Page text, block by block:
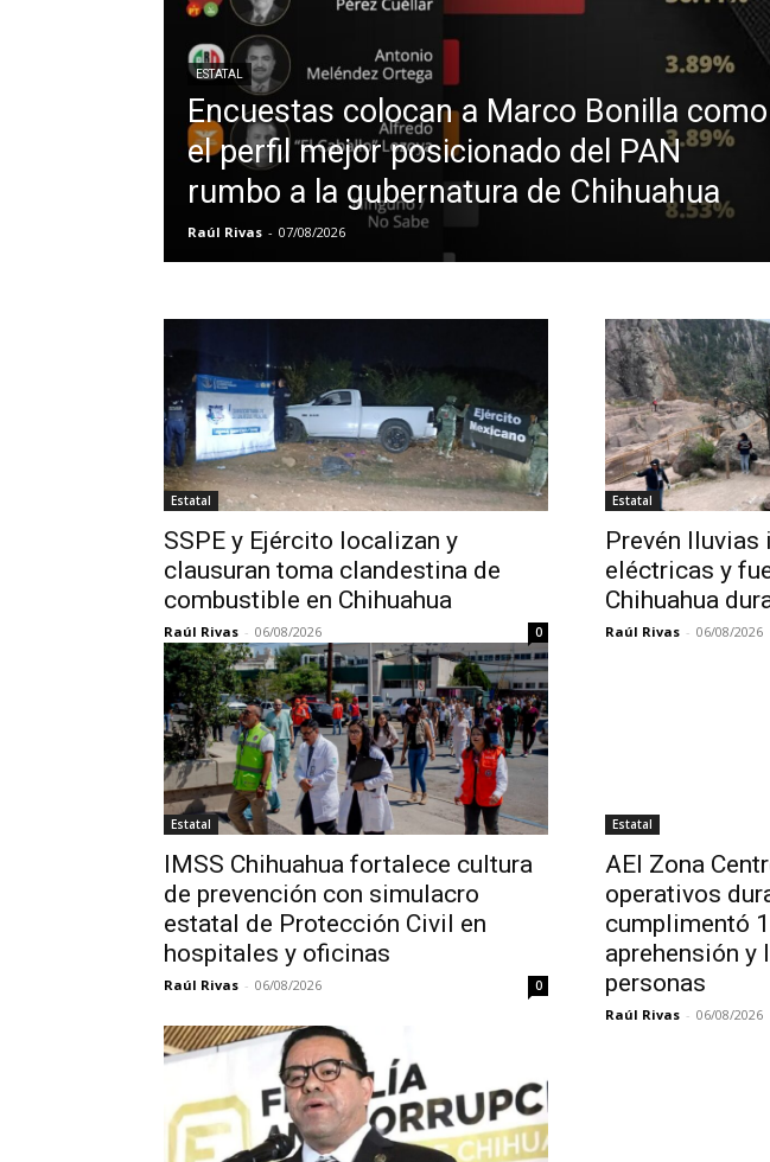
ESTATAL
Encuestas colocan a Marco Bonilla como
el perfil mejor posicionado del PAN
rumbo a la gubernatura de Chihuahua
Raúl Rivas - 07/08/2026
Estatal
SSPE y Ejército localizan y
clausuran toma clandestina de
combustible en Chihuahua
Raúl Rivas - 06/08/2026 0
Estatal
Prevén lluvias
eléctricas y
Chihuahua
Raúl Rivas - 06/08/2026
Estatal
IMSS Chihuahua fortalece cultura
de prevención con simulacro
estatal de Protección Civil en
hospitales y oficinas
Raúl Rivas - 06/08/2026 0
Estatal
AEI Zona
operativos
cumplimentó
aprehensión y
personas
Raúl Rivas - 06/08/2026